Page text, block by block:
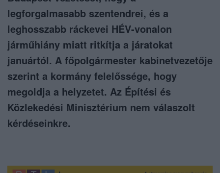
legforgalmasabb szentendrei, és a
leghosszabb ráckevei HÉV-vonalon
járműhiány miatt ritkítja a járatokat
januártól. A főpolgármester kabinetvezetője
szerint a kormány felelőssége, hogy
megoldja a helyzetet. Az Építési és
Közlekedési Minisztérium nem válaszolt
kérdéseinkre.